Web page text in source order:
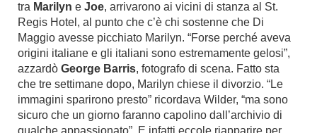
tra Marilyn e Joe, arrivarono ai vicini di stanza al St.
Regis Hotel, al punto che c’è chi sostenne che Di
Maggio avesse picchiato Marilyn. “Forse perché aveva
origini italiane e gli italiani sono estremamente gelosi”,
azzardò George Barris, fotografo di scena. Fatto sta
che tre settimane dopo, Marilyn chiese il divorzio. “Le
immagini sparirono presto” ricordava Wilder, “ma sono
sicuro che un giorno faranno capolino dall’archivio di
qualche appassionato”. E infatti eccole riapparire per